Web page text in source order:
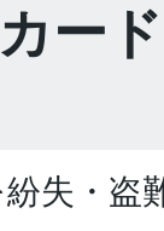
ー
失・盗